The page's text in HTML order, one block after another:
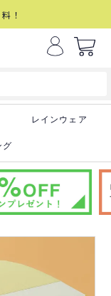
！
レインウェア
グ